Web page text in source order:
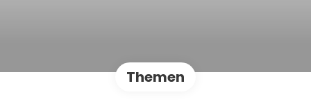
Themen